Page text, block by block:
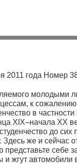
2011 года Номер
молодыми
к
в
XIX–начала XX
до сих
Здесь же и сейчас
себе
жгут автомобили